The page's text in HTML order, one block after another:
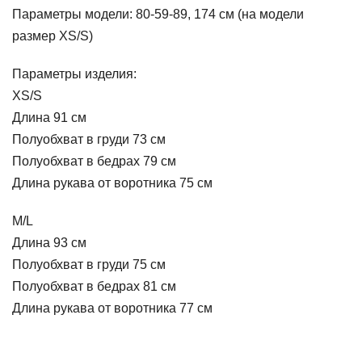
Параметры модели: 80-59-89, 174 см (на модели
размер XS/S)
Параметры изделия:
XS/S
Длина 91 см
Полуобхват в груди 73 см
Полуобхват в бедрах 79 см
Длина рукава от воротника 75 см
M/L
Длина 93 см
Полуобхват в груди 75 см
Полуобхват в бедрах 81 см
Длина рукава от воротника 77 см